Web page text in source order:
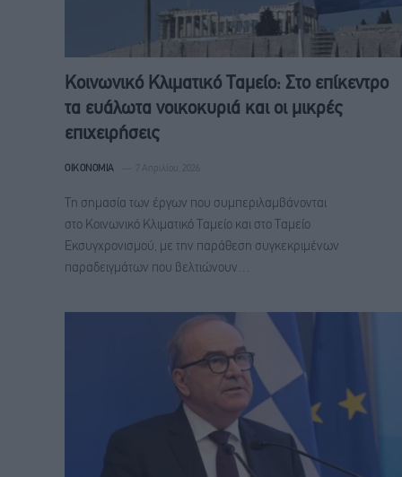
Κοινωνικό Κλιματικό Ταμείο: Στο επίκεντρο
τα ευάλωτα νοικοκυριά και οι μικρές
επιχειρήσεις
ΟΙΚΟΝΟΜΊΑ 7 Απριλίου, 2026
Τη σημασία των έργων που συμπεριλαμβάνονται
στο Κοινωνικό Κλιματικό Ταμείο και στο Ταμείο
Εκσυγχρονισμού, με την παράθεση συγκεκριμένων
παραδειγμάτων που βελτιώνουν…